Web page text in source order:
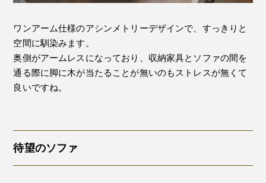
ワンアーム仕様のアシンメトリーデザインで、すっきりと
空間に馴染みます。
奥側がアームレスになっており、収納家具とソファの間を
通る際に脚に木が当たることが無いのもストレスが無くて
良いですね。
待望のソファ